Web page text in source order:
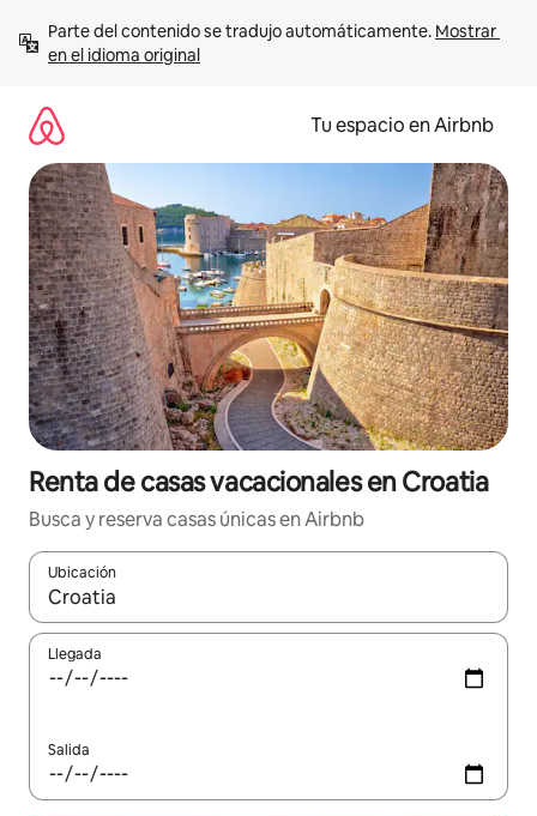
contenido
Parte del contenido se tradujo automáticamente. Mostrar
en el idioma original
Tu espacio en Airbnb
Renta de casas vacacionales en Croatia
Busca y reserva casas únicas en Airbnb
Ubicación
Cuando los resultados estén disponibles, podrás navegar
Llegada
Salida